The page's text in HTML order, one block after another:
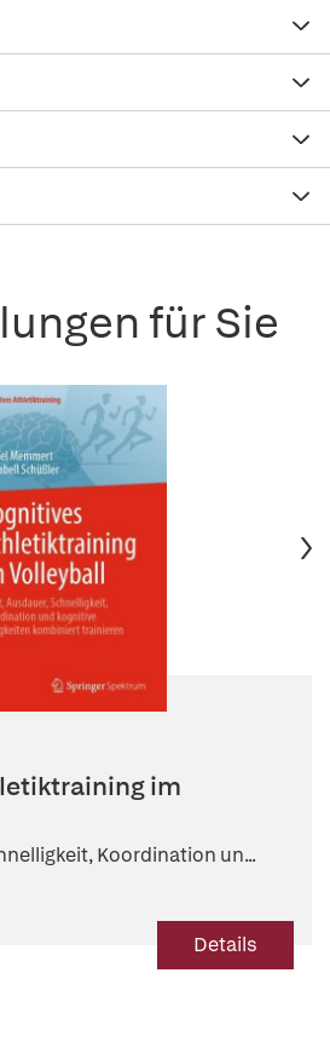
für Sie
im
Koordination un...
Details